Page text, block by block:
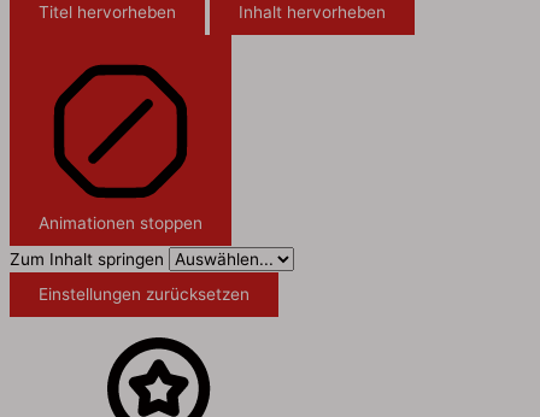
Titel hervorheben Inhalt hervorheben
Animationen stoppen
Zum Inhalt springen
Einstellungen zurücksetzen